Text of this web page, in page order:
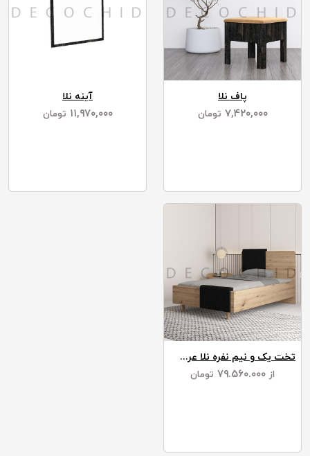
آینه نلا
۱۱,۹۷۰,۰۰۰ تومان
پاف نلا
۷,۴۲۰,۰۰۰ تومان
تخت یک و نیم نفره نلا عرض 120
از
تومان